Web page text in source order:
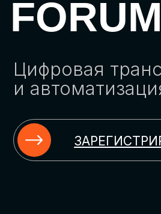
ЗАРЕГИСТРИРОВАТЬСЯ
ИСКУССТВЕННЫЙ ИНТЕЛЛЕКТ
ЦИФРОВИЗАЦИЯ
ИМПОРТОЗАМЕЩЕНИЕ